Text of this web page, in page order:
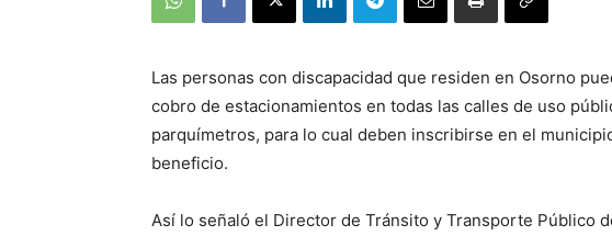
Las personas con discapacidad que residen en Osorno
cobro de estacionamientos en todas las calles de uso
parquímetros, para lo cual deben inscribirse en el
beneficio.
Así lo señaló el Director de Tránsito y Transporte Público